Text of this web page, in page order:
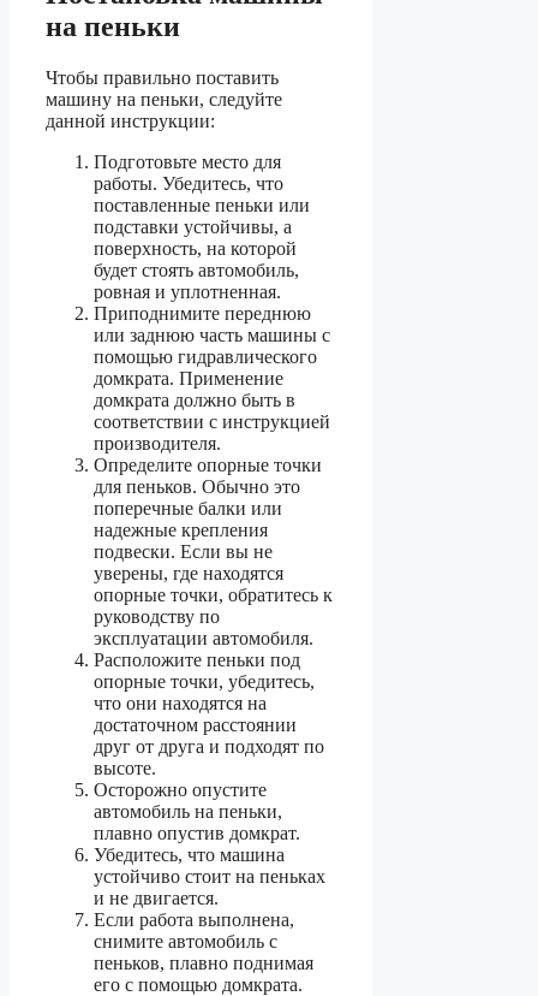
на пеньки
Чтобы правильно поставить
машину на пеньки, следуйте
данной инструкции:
Подготовьте место для
работы. Убедитесь, что
поставленные пеньки или
подставки устойчивы, а
поверхность, на которой
будет стоять автомобиль,
ровная и уплотненная.
Приподнимите переднюю
или заднюю часть машины с
помощью гидравлического
домкрата. Применение
домкрата должно быть в
соответствии с инструкцией
производителя.
Определите опорные точки
для пеньков. Обычно это
поперечные балки или
надежные крепления
подвески. Если вы не
уверены, где находятся
опорные точки, обратитесь к
руководству по
эксплуатации автомобиля.
Расположите пеньки под
опорные точки, убедитесь,
что они находятся на
достаточном расстоянии
друг от друга и подходят по
высоте.
Осторожно опустите
автомобиль на пеньки,
плавно опустив домкрат.
Убедитесь, что машина
устойчиво стоит на пеньках
и не двигается.
Если работа выполнена,
снимите автомобиль с
пеньков, плавно поднимая
его с помощью домкрата.